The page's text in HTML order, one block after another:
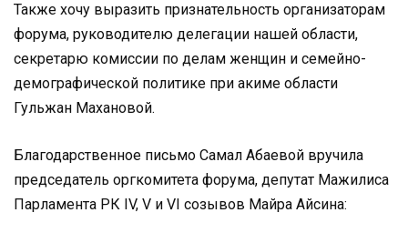
Также хочу выразить признательность организаторам
форума, руководителю делегации нашей области,
секретарю комиссии по делам женщин и семейно-
демографической политике при акиме области
Гульжан Махановой.
Благодарственное письмо Самал Абаевой вручила
председатель оргкомитета форума, депутат Мажилиса
Парламента РК ІV, V и VI созывов Майра Айсина: